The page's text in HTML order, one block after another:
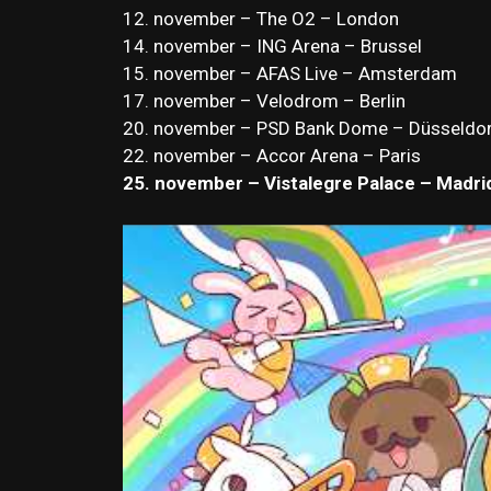
12. november – The O2 – London
14. november – ING Arena – Brussel
15. november – AFAS Live – Amsterdam
17. november – Velodrom – Berlin
20. november – PSD Bank Dome –
22. november – Accor Arena – Paris
25. november – Vistalegre Palace –